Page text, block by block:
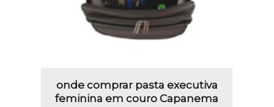
onde comprar pasta executiva
feminina em couro Capanema